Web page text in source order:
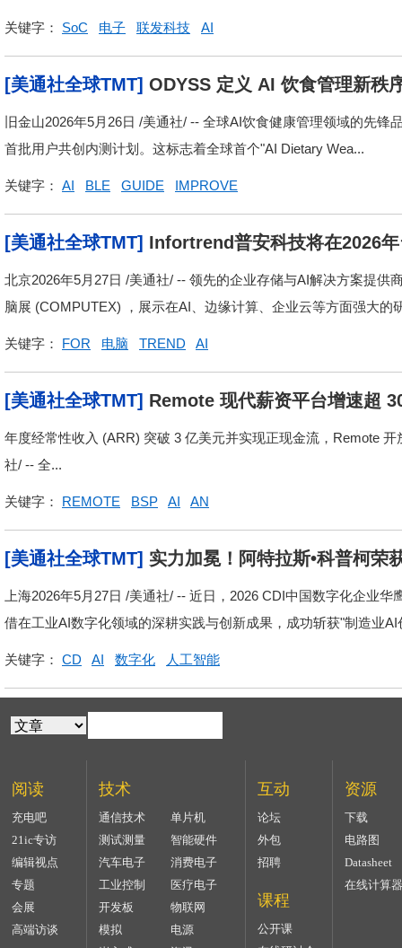
关键字： SoC 电子 联发科技 AI
[美通社全球TMT] ODYSS 定义 AI 饮食管理新秩
旧金山2026年5月26日 /美通社/ -- 全球AI饮食健康管理领域的先
首批用户共创内测计划。这标志着全球首个"AI Dietary Wea...
关键字： AI BLE GUIDE IMPROVE
[美通社全球TMT] Infortrend普安科技将在2026
代AI基础设施
北京2026年5月27日 /美通社/ -- 领先的企业存储与AI解决方案提供
脑展 (COMPUTEX) ，展示在AI、边缘计算、企业云等方面强大的
关键字： FOR 电脑 TREND AI
[美通社全球TMT] Remote 现代薪资平台增速超
全新发展阶段
年度经常性收入 (ARR) 突破 3 亿美元并实现正现金流，Remote
社/ -- 全...
关键字： REMOTE BSP AI AN
[美通社全球TMT] 实力加冕！阿特拉斯•科普柯荣
上海2026年5月27日 /美通社/ -- 近日，2026 CDI中国数字化企业
借在工业AI数字化领域的深耕实践与创新成果，成功斩获"制造业AI
关键字： CD AI 数字化 人工智能
阅读
充电吧
21ic专访
编辑视点
专题
会展
高端访谈
技术
通信技术
单片机
测试测量
智能硬件
汽车电子
消费电子
工业控制
医疗电子
开发板
物联网
模拟
电源
互动
论坛
外包
招聘
课程
公开课
资源
下载
电路图
Datasheet
在线计算器